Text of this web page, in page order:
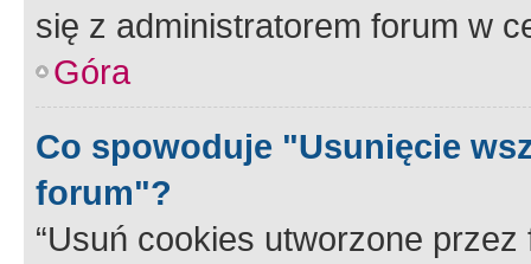
się z administratorem forum w
Góra
Co spowoduje "Usunięcie
forum"?
“Usuń cookies utworzone